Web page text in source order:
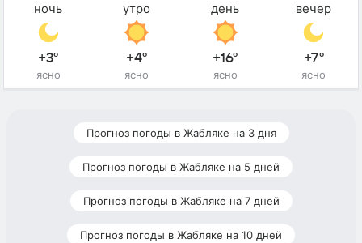
ночь
+3°
ясно
утро
+4°
ясно
день
+16°
ясно
вечер
+7°
ясно
Прогноз погоды в Жабляке на 3 дня
Прогноз погоды в Жабляке на 5 дней
Прогноз погоды в Жабляке на 7 дней
Прогноз погоды в Жабляке на 10 дней